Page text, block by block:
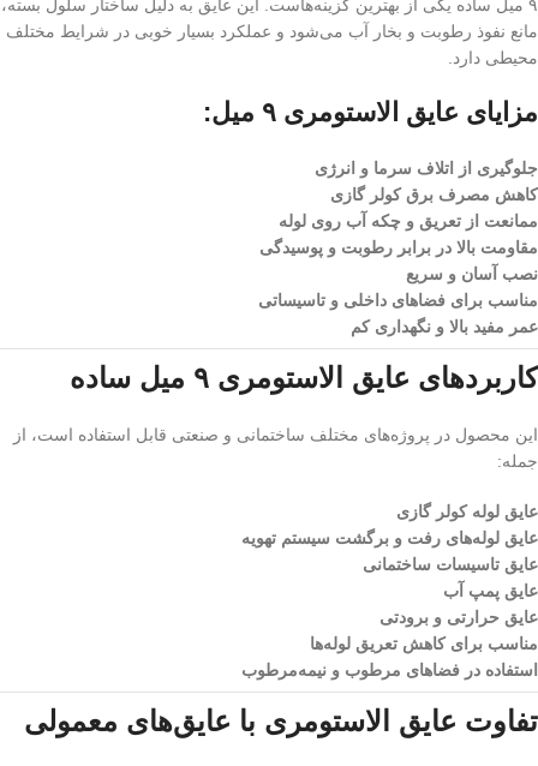
۹ میل ساده یکی از بهترین گزینه‌هاست. این عایق به دلیل ساختار سلول بسته،
مانع نفوذ رطوبت و بخار آب می‌شود و عملکرد بسیار خوبی در شرایط مختلف
محیطی دارد.
مزایای عایق الاستومری ۹ میل:
جلوگیری از اتلاف سرما و انرژی
کاهش مصرف برق کولر گازی
ممانعت از تعریق و چکه آب روی لوله
مقاومت بالا در برابر رطوبت و پوسیدگی
نصب آسان و سریع
مناسب برای فضاهای داخلی و تاسیساتی
عمر مفید بالا و نگهداری کم
کاربردهای عایق الاستومری ۹ میل ساده
این محصول در پروژه‌های مختلف ساختمانی و صنعتی قابل استفاده است، از
جمله:
عایق لوله کولر گازی
عایق لوله‌های رفت و برگشت سیستم تهویه
عایق تاسیسات ساختمانی
عایق پمپ آب
عایق حرارتی و برودتی
مناسب برای کاهش تعریق لوله‌ها
استفاده در فضاهای مرطوب و نیمه‌مرطوب
تفاوت عایق الاستومری با عایق‌های معمولی